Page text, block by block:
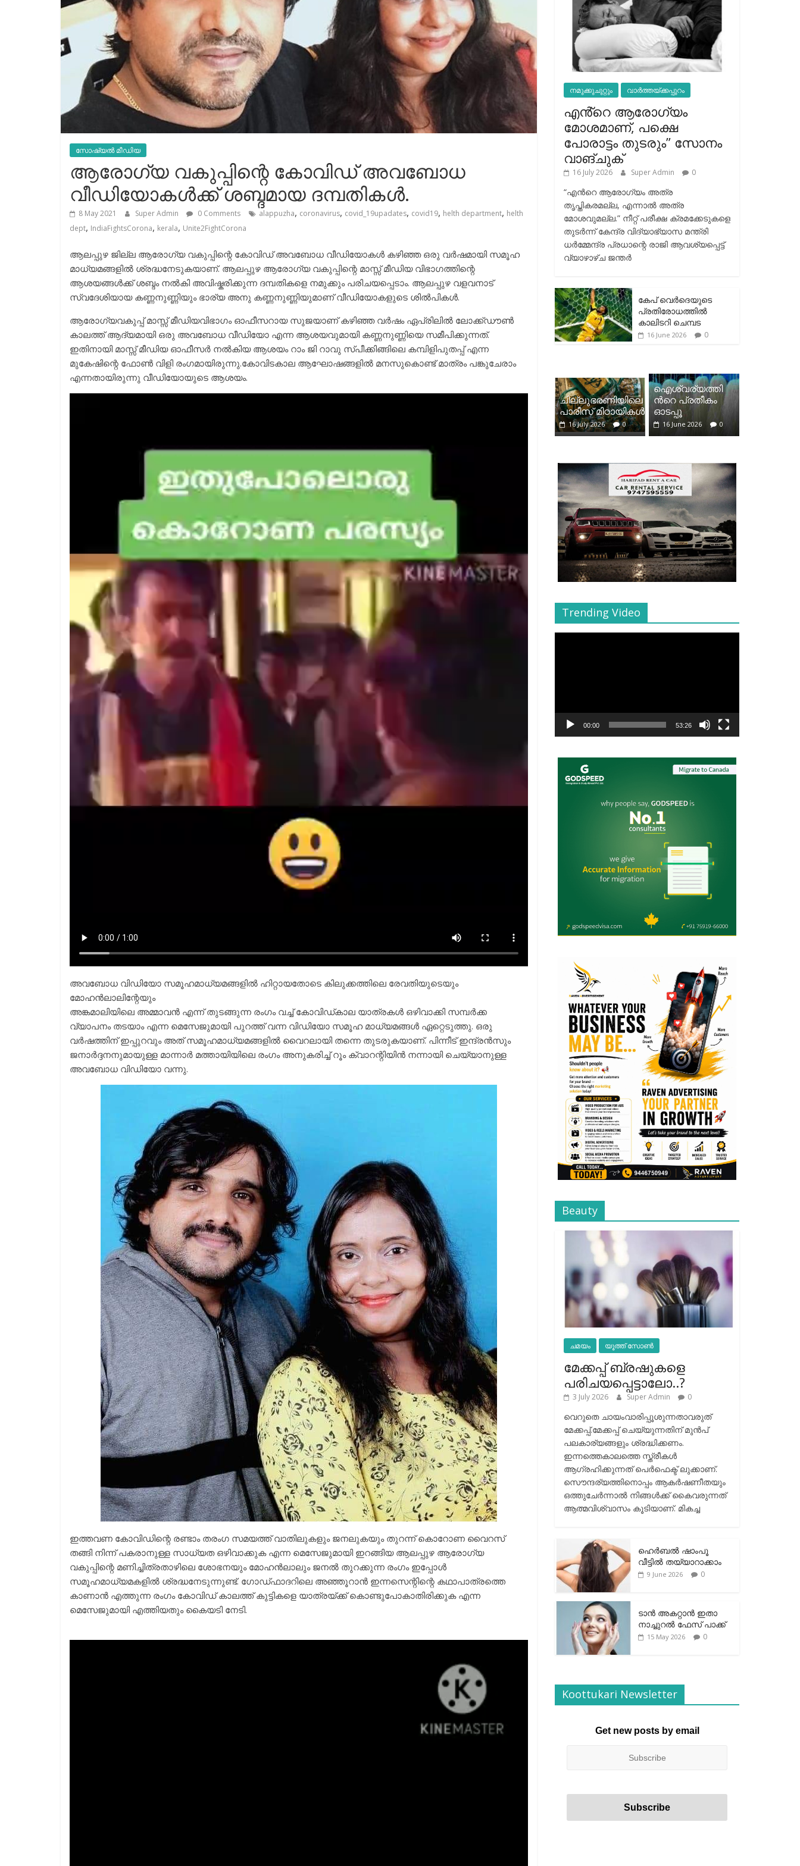
സോഷ്യല്‍ മീഡിയ
ആരോഗ്യ വകുപ്പിന്റെ കോവിഡ് അവബോധ
വീഡിയോകൾക്ക് ശബ്ദമായ ദമ്പതികൾ.
8 May 2021 Super Admin 0 Comments alappuzha, coronavirus, covid_19upadates, covid19, helth department, helth
dept, IndiaFightsCorona, kerala, Unite2FightCorona
ആലപ്പുഴ ജില്ല ആരോഗ്യ വകുപ്പിന്റെ കോവിഡ് അവബോധ വീഡിയോകൾ കഴിഞ്ഞ ഒരു വർഷമായി സമൂഹ
മാധ്യമങ്ങളിൽ ശ്രദ്ധനേടുകയാണ്. ആലപ്പുഴ ആരോഗ്യ വകുപ്പിന്റെ മാസ്സ് മീഡിയ വിഭാഗത്തിന്റെ
ആശയങ്ങൾക്ക് ശബ്ദം നൽകി അവിഷ്കരിക്കുന്ന ദമ്പതികളെ നമുക്കും പരിചയപ്പെടാം. ആലപ്പുഴ വളവനാട്
സ്വദേശിയായ കണ്ണനുണ്ണിയും ഭാര്യ അനു കണ്ണനുണ്ണിയുമാണ് വീഡിയോകളുടെ ശിൽപികൾ.
ആരോഗ്യവകുപ്പ് മാസ്സ് മീഡിയവിഭാഗം ഓഫീസറായ സുജയാണ് കഴിഞ്ഞ വർഷം ഏപ്രിലിൽ ലോക്ക്ഡൗൺ
കാലത്ത് ആദ്യമായി ഒരു അവബോധ വീഡിയോ എന്ന ആശയവുമായി കണ്ണനുണ്ണിയെ സമീപിക്കുന്നത്.
ഇതിനായി മാസ്സ് മീഡിയ ഓഫീസർ നൽകിയ ആശയം റാം ജി റാവു സ്പീക്കിങ്ങിലെ കമ്പിളിപുതപ്പ് എന്ന
മുകേഷിന്റെ ഫോൺ വിളി രംഗമായിരുന്നു.കോവിടകാല ആഘോഷങ്ങളിൽ മനസുകൊണ്ട് മാത്രം പങ്കുചേരാം
എന്നതായിരുന്നു വീഡിയോയുടെ ആശയം.
അവബോധ വിഡിയോ സമൂഹമാധ്യമങ്ങളിൽ ഹിറ്റായതോടെ കിലുക്കത്തിലെ രേവതിയുടെയും
മോഹൻലാലിന്റേയും
അങ്കമാലിയിലെ അമ്മാവൻ എന്ന് തുടങ്ങുന്ന രംഗം വച്ച് കോവിഡ്കാല യാത്രകൾ ഒഴിവാക്കി സമ്പർക്ക
വ്യാപനം തടയാം എന്ന മെസേജുമായി പുറത്ത് വന്ന വിഡിയോ സമൂഹ മാധ്യമങ്ങൾ ഏറ്റെടുത്തു. ഒരു
വർഷത്തിന് ഇപ്പുറവും അത് സമൂഹമാധ്യമങ്ങളിൽ വൈറലായി തന്നെ തുടരുകയാണ്. പിന്നീട് ഇന്ദ്രൻസും
ജനാർദ്ദനനുമായുള്ള മാന്നാർ മത്തായിയിലെ രംഗം അനുകരിച്ച് റൂം ക്വാറന്റിയിൻ നന്നായി ചെയ്യാനുള്ള
അവബോധ വിഡിയോ വന്നു.
ഇത്തവണ കോവിഡിന്റെ രണ്ടാം തരംഗ സമയത്ത് വാതിലുകളും ജനലുകയും തുറന്ന് കൊറോണ വൈറസ്
തങ്ങി നിന്ന് പകരാനുള്ള സാധ്യത ഒഴിവാക്കുക എന്ന മെസേജുമായി ഇറങ്ങിയ ആലപ്പുഴ ആരോഗ്യ
വകുപ്പിന്റെ മണിച്ചിത്രതാഴിലെ ശോഭനയും മോഹൻലാലും ജനൽ തുറക്കുന്ന രംഗം ഇപ്പോൾ
സമൂഹമാധ്യമകളിൽ ശ്രദ്ധനേടുന്നുണ്ട്. ഗോഡ്ഫാദറിലെ അഞ്ഞൂറാൻ ഇന്നസെന്റിന്റെ കഥാപാത്രത്തെ
കാണാൻ എത്തുന്ന രംഗം കോവിഡ് കാലത്ത് കുട്ടികളെ യാത്രയ്ക്ക് കൊണ്ടുപോകാതിരിക്കുക എന്ന
മെസേജുമായി എത്തിയതും കൈയടി നേടി.
നമുക്കുചുറ്റും വാർത്തയ്ക്കപ്പുറം
എൻ്റെ ആരോഗ്യം
മോശമാണ്, പക്ഷെ
പോരാട്ടം തുടരും” സോനം
വാങ്ചുക്
16 July 2026 Super Admin 0
“എന്‍റെ ആരോഗ്യം അത്ര
തൃപ്തികരമല്ല, എന്നാൽ അത്ര
മോശവുമല്ല.” നീറ്റ് പരീക്ഷ ക്രമക്കേടുകളെ
തുടർന്ന് കേന്ദ്ര വിദ്യാഭ്യാസ മന്ത്രി
ധർമ്മേന്ദ്ര പ്രധാന്റെ രാജി ആവശ്യപ്പെട്ട്
വ്യാഴാഴ്ച ജന്തർ
കേപ് വെര്‍ദെയുടെ
പ്രതിരോധത്തില്‍
കാലിടറി ചെമ്പട
16 June 2026 0
ചില്ലുഭരണിയിലെ
പാരീസ് മിഠായികള്‍
16 July 2026 0
ഐശ്വര്യത്തി
ന്‍റെ പ്രതീകം
ഓടപ്പൂ
16 June 2026 0
Trending Video
00:00 53:26
Beauty
ചമയം യൂത്ത് സോൺ
മേക്കപ്പ് ബ്രഷുകളെ
പരിചയപ്പെട്ടാലോ..?
3 July 2026 Super Admin 0
വെറുതെ ചായംവാരിപ്പൂശുന്നതാവരുത്
മേക്കപ്പ്.മേക്കപ്പ് ചെയ്യുന്നതിന് മുന്‍പ്
പലകാര്യങ്ങളും ശ്രദ്ധിക്കണം.
ഇന്നത്തെകാലത്തെ സ്ത്രീകള്‍
ആഗ്രഹിക്കുന്നത് പെര്‍ഫെക്ട് ലുക്കാണ്.
സൌന്ദര്യത്തിനൊപ്പം ആകര്‍ഷണീതയും
ഒത്തുചേര്‍ന്നാല്‍ നിങ്ങള്‍ക്ക് കൈവരുന്നത്
ആത്മവിശ്വാസം കൂടിയാണ്. മികച്ച
ഹെര്‍ബല്‍ ഷാംപൂ
വീട്ടില്‍ തയ്യാറാക്കാം
9 June 2026 0
ടാന്‍ അകറ്റാന്‍ ഇതാ
നാച്ചുറല്‍ ഫേസ് പാക്ക്
15 May 2026 0
Koottukari Newsletter
Get new posts by email